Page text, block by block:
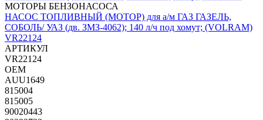
МОТОРЫ БЕНЗОНАСОСА
НАСОС ТОПЛИВНЫЙ (МОТОР) для а/м ГАЗ ГАЗЕЛЬ,
СОБОЛЬ/ УАЗ (дв. ЗМЗ-4062); 140 л/ч под хомут; (VOLRAM)
VR22124
АРТИКУЛ
VR22124
OEM
AUU1649
815004
815005
90020443